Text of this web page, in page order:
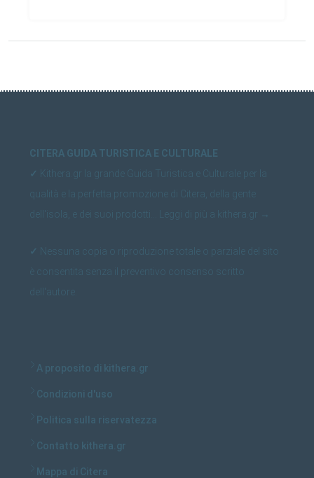
CITERA GUIDA TURISTICA E CULTURALE
✓ Kithera.gr la grande Guida Turistica e Culturale per la
qualità e la perfetta promozione di Citera, della gente
dell'isola, e dei suoi prodotti...
Leggi di più a kithera.gr →
✓ Nessuna copia o riproduzione totale o parziale del sito
è consentita senza il preventivo consenso scritto
dell'autore.
A proposito di kithera.gr
Condizioni d'uso
Politica sulla riservatezza
Contatto kithera.gr
Mappa di Citera